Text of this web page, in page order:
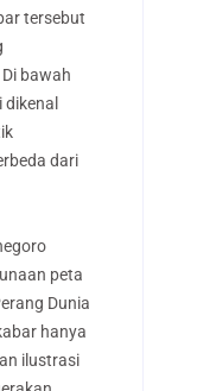
tersebut
bawah
dari
peta
Dunia
hanya
ilustrasi